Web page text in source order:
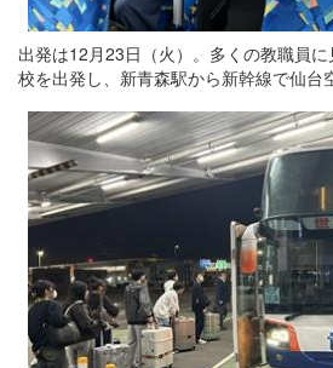
出発は12月23日（火）。多くの教職員
校を出発し、新青森駅から新幹線で仙台